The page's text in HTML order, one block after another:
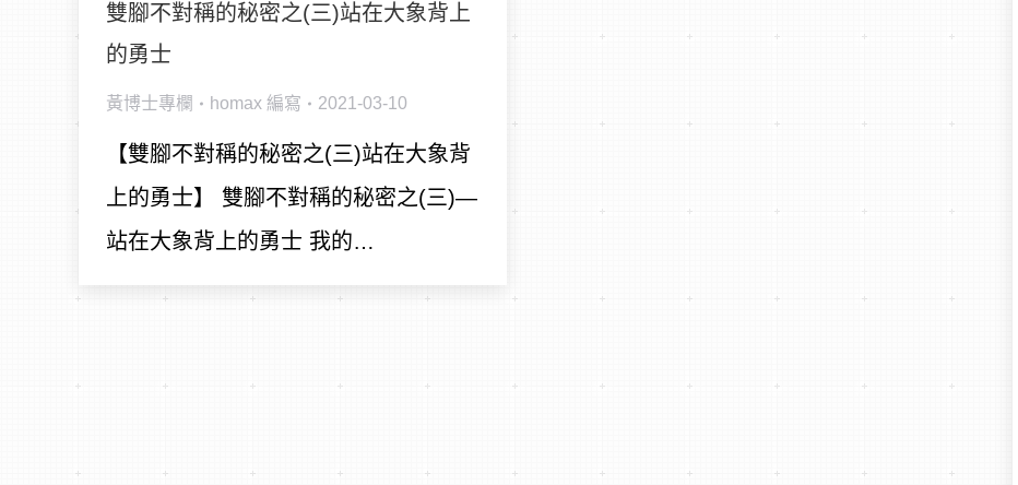
雙腳不對稱的秘密之(三)站在大象背上
的勇士
黃博士專欄 homax 編寫 2021-03-10
【雙腳不對稱的秘密之(三)站在大象背
上的勇士】 雙腳不對稱的秘密之(三)—
站在大象背上的勇士 我的…